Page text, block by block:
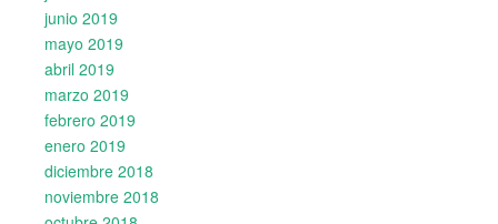
junio 2019
mayo 2019
abril 2019
marzo 2019
febrero 2019
enero 2019
diciembre 2018
noviembre 2018